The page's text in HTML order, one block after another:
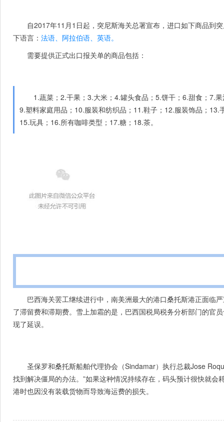
自2017年11月1日起，突尼斯海关总署宣布，进口如下商品到
下语言： 法语、阿拉伯语、英语。
需要提供正式出口报关单的商品包括：
1.蔬菜；2.干果；3.大米；4.罐头食品；5.饼干；6.甜食；7.
9.塑料家庭用品；10.服装和纺织品；11.鞋子；12.服装饰品；13.
15.玩具；16.所有咖啡类型；17.糖；18.茶。
巴西海关罢工继续进行中，南美洲最大的港口桑托斯港正面临
了滞留费和滞期费。雪上加霜的是，巴西国税局税务分析部门的官
现了延误。
圣保罗和桑托斯船舶代理协会（Sindamar）执行总裁Jose
找到解决僵局的办法。”如果这种情况持续存在，码头预计很快就
港时也因没有装载货物而导致海运费的损失。